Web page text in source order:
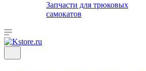
Запчасти для трюковых
самокатов